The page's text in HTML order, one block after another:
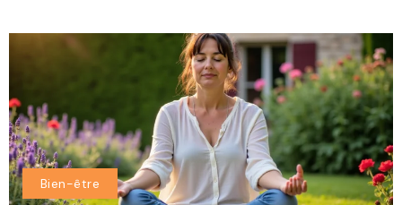
Bien-être